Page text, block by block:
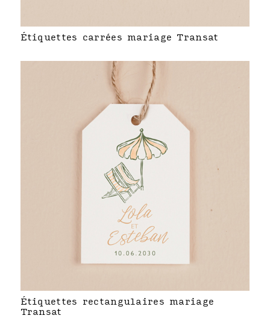
Étiquettes carrées mariage Transat
Étiquettes rectangulaires mariage
Transat